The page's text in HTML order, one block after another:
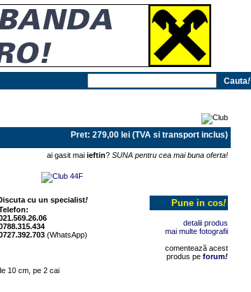
Cauta!
Pret: 279,00 lei (TVA si transport inclus)
ai gasit mai ieftin? SUNA pentru cea mai buna oferta!
cu un specialist!
(WhatsApp)
Pune in cos!
detalii produs
mai multe fotografii
comentează acest
produs pe forum!
10 cm, pe 2 cai